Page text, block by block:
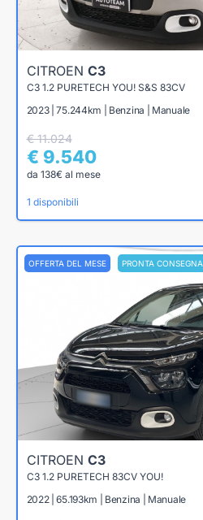
CITROEN C3
C3 1.2 PURETECH YOU! S&S 83CV
2023 | 75.244km | Benzina | Manuale
€ 11.024
€ 9.540
da 138€ al mese
1 disponibili
OFFERTA DEL MESE PRONTA CONSEGNA
CITROEN C3
C3 1.2 PURETECH 83CV YOU!
2022 | 65.193km | Benzina | Manuale